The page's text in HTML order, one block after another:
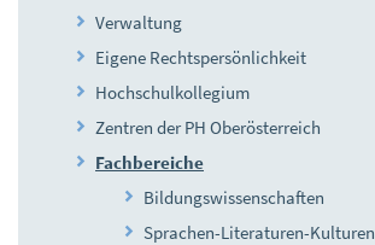
Verwaltung
Eigene Rechtspersönlichkeit
Hochschulkollegium
Zentren der PH Oberösterreich
Fachbereiche
Bildungswissenschaften
Sprachen-Literaturen-Kulturen